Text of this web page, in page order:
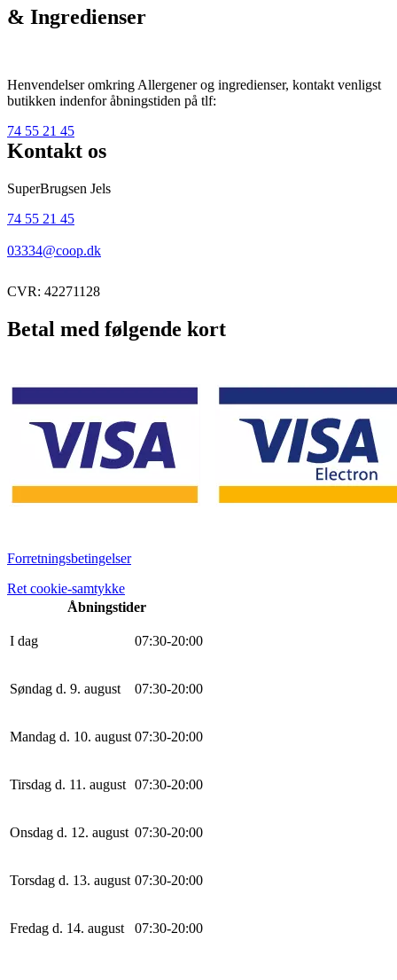
& Ingredienser
Henvendelser omkring Allergener og ingredienser, kontakt venligst
butikken indenfor åbningstiden på tlf:
74 55 21 45
Kontakt os
SuperBrugsen Jels
74 55 21 45
03334@coop.dk
CVR: 42271128
Betal med følgende kort
Forretningsbetingelser
Ret cookie-samtykke
Åbningstider
I dag 07:30-20:00
Søndag d. 9. august 07:30-20:00
Mandag d. 10. august 07:30-20:00
Tirsdag d. 11. august 07:30-20:00
Onsdag d. 12. august 07:30-20:00
Torsdag d. 13. august 07:30-20:00
Fredag d. 14. august 07:30-20:00